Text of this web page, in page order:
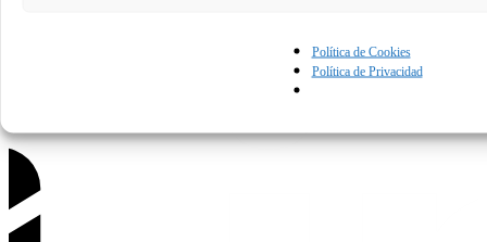
Política de Cookies
Política de Privacidad